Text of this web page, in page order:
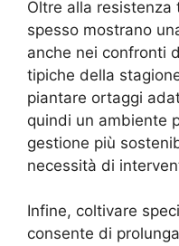
Oltre alla resistenza
spesso mostrano
anche nei confronti
tipiche della
piantare ortaggi
quindi un ambiente
gestione più
necessità di
Infine, coltivare
consente di